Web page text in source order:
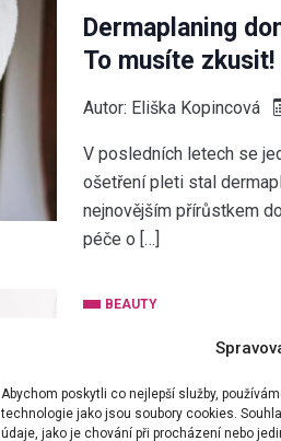
Abychom poskytli co nejlepší služby,
technologie jako jsou soubory cookies.
údaje, jako je chování při procházení nebo
Dermaplaning
To musíte zkusit!
Autor: Eliška Kopincová
V posledních letech se
ošetření pleti stal
nejnovějším přírůstkem
péče o […]
BEAUTY
Face Icing & Ice
Autor:Eliška Kopincová